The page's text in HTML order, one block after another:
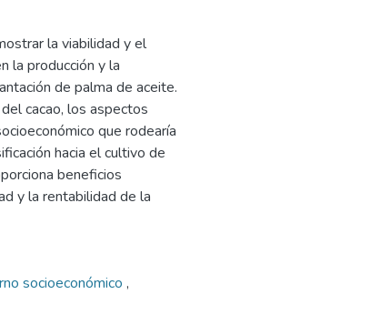
la viabilidad y el
la producción y la
de palma de aceite.
cacao, los aspectos
que rodearía
hacia el cultivo de
beneficios
y la rentabilidad de la
socioeconómico ,